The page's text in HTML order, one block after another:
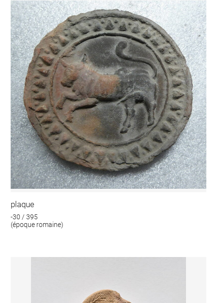
plaque
-30 / 395
(époque romaine)